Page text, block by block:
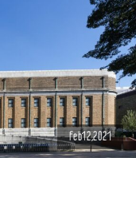
Feb12,2021